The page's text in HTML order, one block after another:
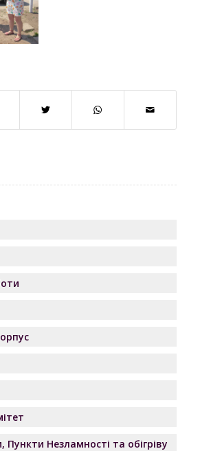
Пункти Незламності та обігріву